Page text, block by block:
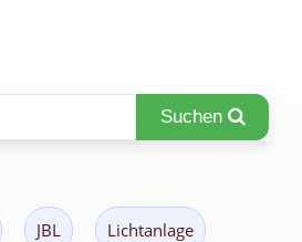
Suchen
JBL Lichtanlage